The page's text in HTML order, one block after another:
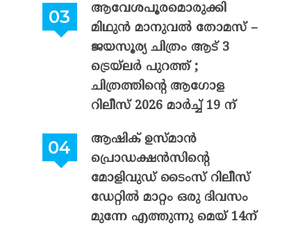
ആവേശപൂരമൊരുക്കി
മിഥുൻ മാനുവൽ തോമസ് –
ജയസൂര്യ ചിത്രം ആട് 3
ട്രെയ്‌ലർ പുറത്ത് ;
ചിത്രത്തിന്റെ ആഗോള
റിലീസ് 2026 മാർച്ച് 19 ന്
ആഷിക് ഉസ്മാൻ
പ്രൊഡക്ഷൻസിന്റെ
മോളിവുഡ് ടൈംസ് റിലീസ്
ഡേറ്റിൽ മാറ്റം ഒരു ദിവസം
മുന്നേ എത്തുന്നു മെയ് 14ന്